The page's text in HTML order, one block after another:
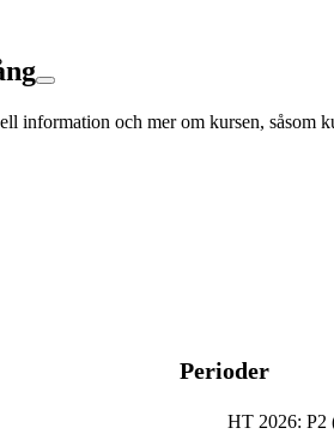
information och mer om kursen, såsom
Perioder
HT 2026: P2